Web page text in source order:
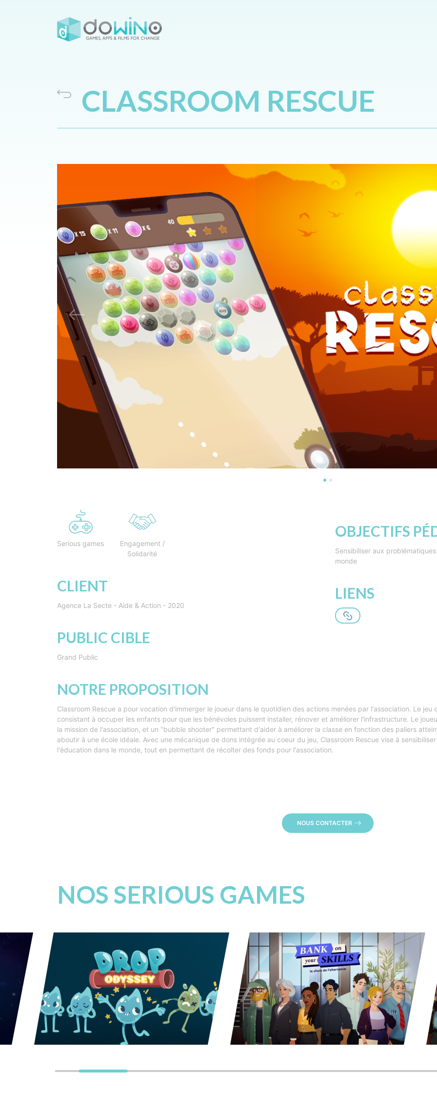
CLASSROOM RESCUE
Previous
Serious games
Engagement /
Solidarité
CLIENT
Agence La Secte - Aide & Action - 2020
PUBLIC CIBLE
Grand Public
OBJECTIFS
Sensibiliser aux
monde
LIENS
NOTRE PROPOSITION
Classroom Rescue a pour vocation d'immerger le joueur dans le quotidien des actions menées par l'association. Le
consistant à occuper les enfants pour que les bénévoles puissent installer, rénover et améliorer l'infrastructure. Le
la mission de l'association, et un "bubble shooter" permettant d'aider à améliorer la classe en fonction des paliers
aboutir à une école idéale. Avec une mécanique de dons intégrée au coeur du jeu, Classroom Rescue vise à
l'éducation dans le monde, tout en permettant de récolter des fonds pour l'association.
NOUS CONTACTER
NOS SERIOUS GAMES